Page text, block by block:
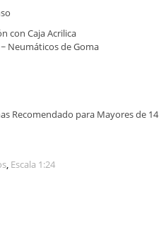
con Caja Acrilica
Neumáticos de Goma
Recomendado para Mayores de 14
, Escala 1:24